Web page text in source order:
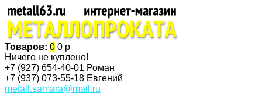
Товаров: 0 0 р
Ничего не куплено!
+7 (927) 654-40-01 Роман
+7 (937) 073-55-18 Евгений
metall.samara@mail.ru